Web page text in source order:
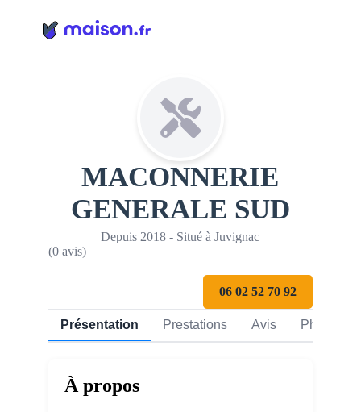
MACONNERIE
GENERALE SUD
Depuis 2018 - Situé à Juvignac
(0 avis)
06 02 52 70 92
Présentation Prestations Avis Photos
À propos